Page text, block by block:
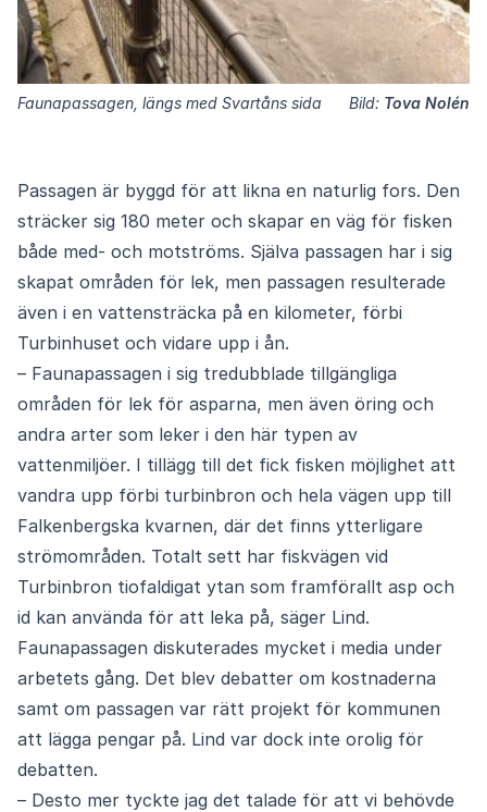
Faunapassagen, längs med Svartåns sida Bild: Tova Nolén
Passagen är byggd för att likna en naturlig fors. Den
sträcker sig 180 meter och skapar en väg för fisken
både med- och motströms. Själva passagen har i sig
skapat områden för lek, men passagen resulterade
även i en vattensträcka på en kilometer, förbi
Turbinhuset och vidare upp i ån.
– Faunapassagen i sig tredubblade tillgängliga
områden för lek för asparna, men även öring och
andra arter som leker i den här typen av
vattenmiljöer. I tillägg till det fick fisken möjlighet att
vandra upp förbi turbinbron och hela vägen upp till
Falkenbergska kvarnen, där det finns ytterligare
strömområden. Totalt sett har fiskvägen vid
Turbinbron tiofaldigat ytan som framförallt asp och
id kan använda för att leka på, säger Lind.
Faunapassagen diskuterades mycket i media under
arbetets gång. Det blev debatter om kostnaderna
samt om passagen var rätt projekt för kommunen
att lägga pengar på. Lind var dock inte orolig för
debatten.
– Desto mer tyckte jag det talade för att vi behövde